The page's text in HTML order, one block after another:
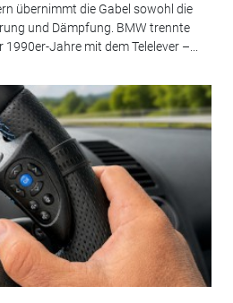
übernimmt die Gabel sowohl die
und Dämpfung. BMW trennte
Jahre mit dem Telelever –...